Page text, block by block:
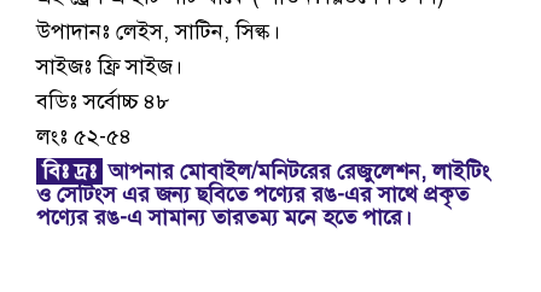
উপাদানঃ লেইস, সাটিন, সিল্ক।
সাইজঃ ফ্রি সাইজ।
বডিঃ সর্বোচ্চ ৪৮
লংঃ ৫২-৫৪
বিঃ দ্রঃ আপনার মোবাইল/মনিটরের রেজুলেশন, লাইটিং
ও সেটিংস এর জন্য ছবিতে পণ্যের রঙ-এর সাথে প্রকৃত
পণ্যের রঙ-এ সামান্য তারতম্য মনে হতে পারে।